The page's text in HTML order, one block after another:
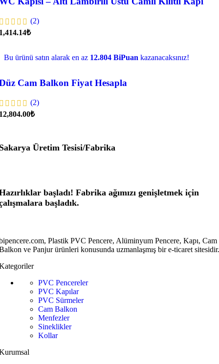
(2)
Bu ürünü satın alarak en az 12.804 BiPuan kazanacaksınız!
Cam Balkon Fiyat Hesapla
(2)
Üretim Tesisi/Fabrika
başladı! Fabrika ağımızı genişletmek için
başladık.
Plastik PVC Pencere, Alüminyum Pencere, Kapı, Cam
ve Panjur ürünleri konusunda uzmanlaşmış bir e-ticaret sitesidir.
PVC Pencereler
PVC Kapılar
PVC Sürmeler
Cam Balkon
Menfezler
Sineklikler
Kollar